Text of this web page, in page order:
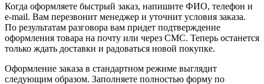
Когда оформляете быстрый заказ, напишите ФИО, телефон и
e-mail. Вам перезвонит менеджер и уточнит условия заказа.
По результатам разговора вам придет подтверждение
оформления товара на почту или через СМС. Теперь останется
только ждать доставки и радоваться новой покупке.
Оформление заказа в стандартном режиме выглядит
следующим образом. Заполняете полностью форму по